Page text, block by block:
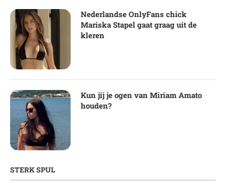
Nederlandse OnlyFans chick
Mariska Stapel gaat graag uit de
kleren
Kun jij je ogen van Miriam Amato
houden?
STERK SPUL